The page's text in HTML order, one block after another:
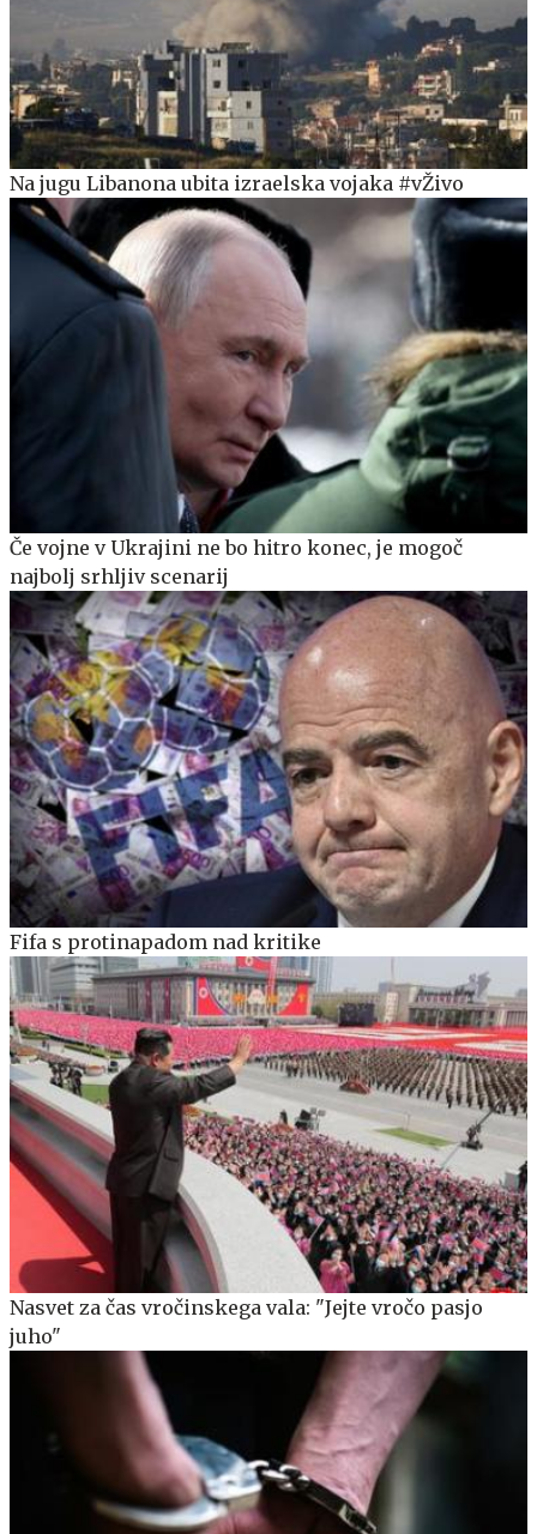
Na jugu Libanona ubita izraelska vojaka #vŽivo
Če vojne v Ukrajini ne bo hitro konec, je mogoč
najbolj srhljiv scenarij
Fifa s protinapadom nad kritike
Nasvet za čas vročinskega vala: "Jejte vročo pasjo
juho"